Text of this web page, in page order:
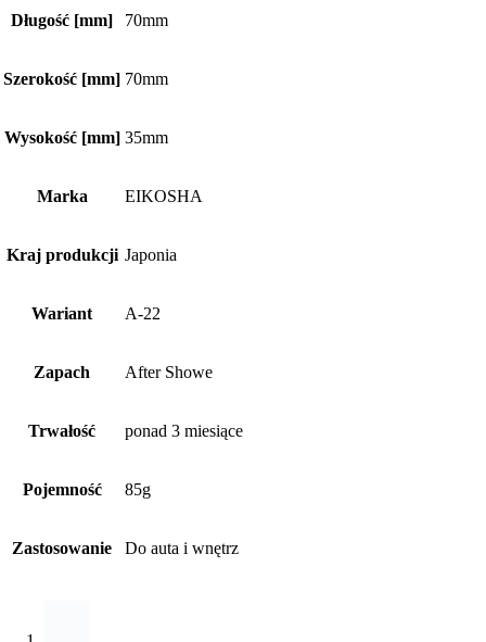
Długość [mm] 70mm
Szerokość [mm] 70mm
Wysokość [mm] 35mm
Marka EIKOSHA
Kraj produkcji Japonia
Wariant A-22
Zapach After Showe
Trwałość ponad 3 miesiące
Pojemność 85g
Zastosowanie Do auta i wnętrz